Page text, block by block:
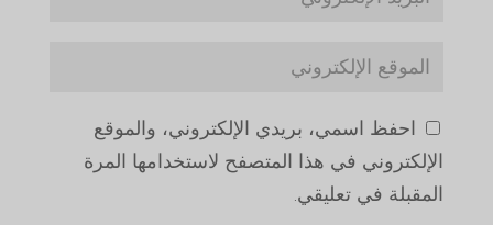
احفظ اسمي، بريدي الإلكتروني، والموقع
الإلكتروني في هذا المتصفح لاستخدامها المرة
المقبلة في تعليقي.